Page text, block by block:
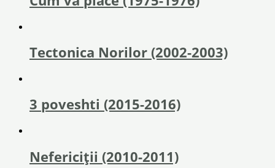
Tectonica Norilor (2002-2003)
3 poveshti (2015-2016)
Nefericiții (2010-2011)